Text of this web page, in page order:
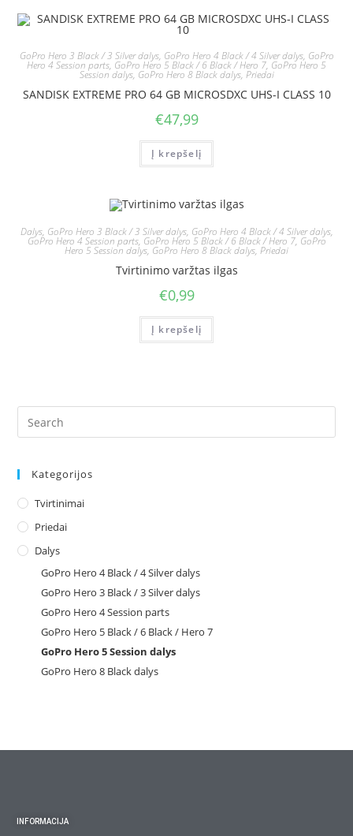
GoPro Hero 3 Black / 3 Silver dalys, GoPro Hero 4 Black / 4 Silver dalys, GoPro
Hero 4 Session parts, GoPro Hero 5 Black / 6 Black / Hero 7, GoPro Hero 5
Session dalys, GoPro Hero 8 Black dalys, Priedai
SANDISK EXTREME PRO 64 GB MICROSDXC UHS-I CLASS 10
€47,99
Į krepšelį
Dalys, GoPro Hero 3 Black / 3 Silver dalys, GoPro Hero 4 Black / 4 Silver dalys,
GoPro Hero 4 Session parts, GoPro Hero 5 Black / 6 Black / Hero 7, GoPro
Hero 5 Session dalys, GoPro Hero 8 Black dalys, Priedai
Tvirtinimo varžtas ilgas
€0,99
Į krepšelį
Kategorijos
Tvirtinimai
Priedai
Dalys
GoPro Hero 4 Black / 4 Silver dalys
GoPro Hero 3 Black / 3 Silver dalys
GoPro Hero 4 Session parts
GoPro Hero 5 Black / 6 Black / Hero 7
GoPro Hero 5 Session dalys
GoPro Hero 8 Black dalys
INFORMACIJA